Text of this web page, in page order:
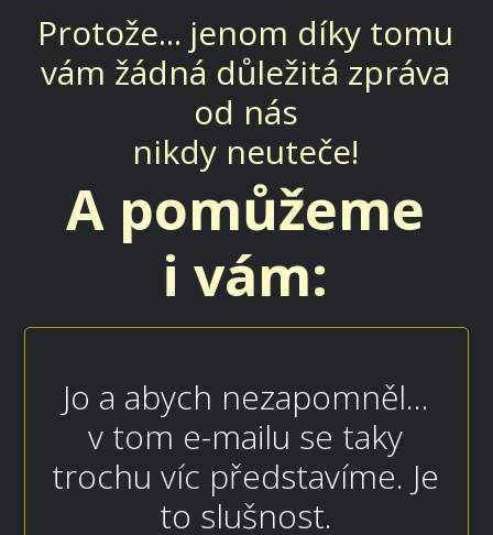
Protože... jenom díky tomu
vám žádná důležitá zpráva
od nás
nikdy neuteče!
A pomůžeme
i vám:
Jo a abych nezapomněl...
v tom e-mailu se taky
trochu víc představíme. Je
to slušnost.